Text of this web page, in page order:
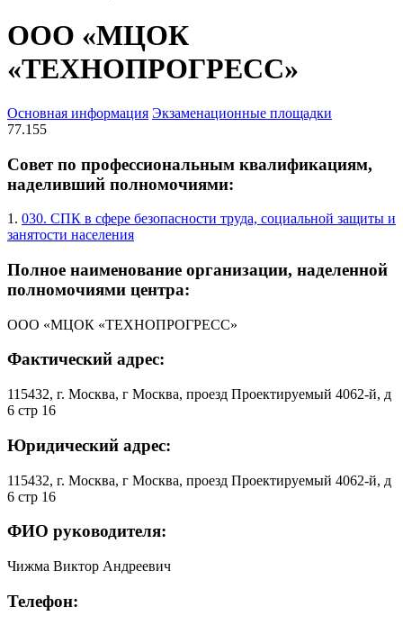
ООО «МЦОК
«ТЕХНОПРОГРЕСС»
Основная информация Экзаменационные площадки
77.155
Совет по профессиональным квалификациям,
наделивший полномочиями:
1. 030. СПК в сфере безопасности труда, социальной защиты и
занятости населения
Полное наименование организации, наделенной
полномочиями центра:
ООО «МЦОК «ТЕХНОПРОГРЕСС»
Фактический адрес:
115432, г. Москва, г Москва, проезд Проектируемый 4062-й, д
6 стр 16
Юридический адрес:
115432, г. Москва, г Москва, проезд Проектируемый 4062-й, д
6 стр 16
ФИО руководителя:
Чижма Виктор Андреевич
Телефон: